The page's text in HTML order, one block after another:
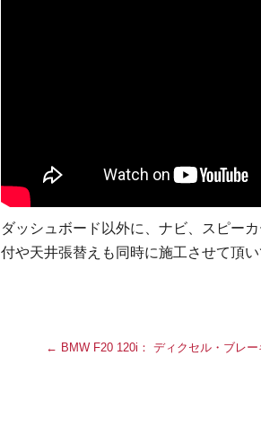
ダッシュボード以外に、ナビ、スピー
付や天井張替えも同時に施工させて頂い
← BMW F20 120i： ディクセル・ブレー